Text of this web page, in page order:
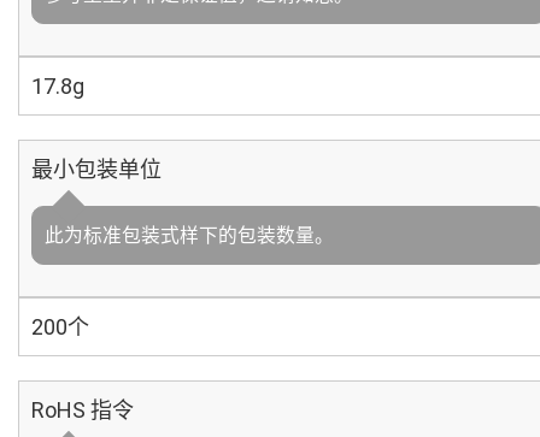
17.8g
最小包装单位
此为标准包装式样下的包装数量。
200个
RoHS 指令